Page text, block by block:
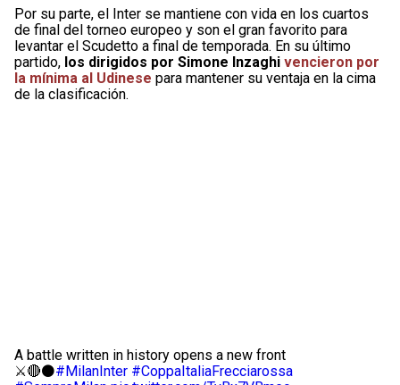
Por su parte, el Inter se mantiene con vida en los cuartos
de final del torneo europeo y son el gran favorito para
levantar el Scudetto a final de temporada. En su último
partido, los dirigidos por Simone Inzaghi vencieron por
la mínima al Udinese para mantener su ventaja en la cima
de la clasificación.
A battle written in history opens a new front
⚔️🔴⚫#MilanInter #CoppaItaliaFrecciarossa